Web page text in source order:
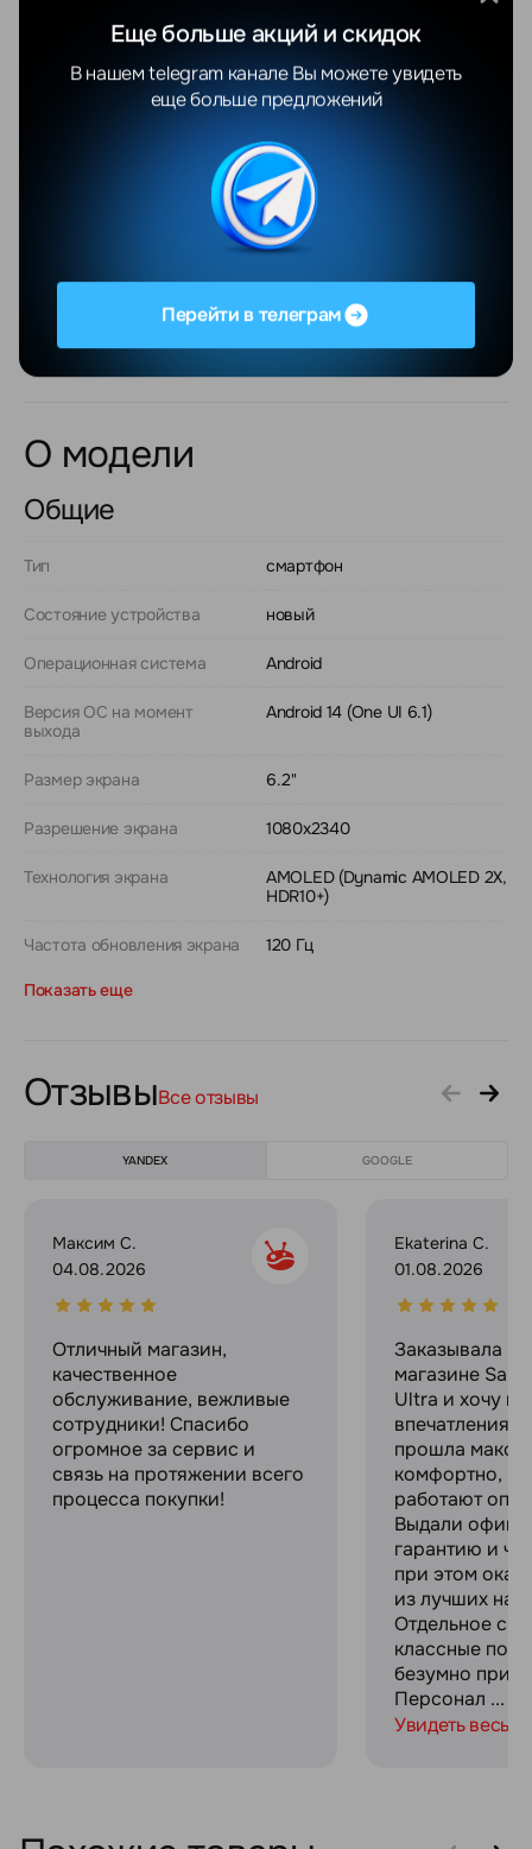
Мы осуществляем доставку по всей Беларуси: Минск,
Жителям Минска доставка обойдется совершенно
бесплатно при покупке товара от 700 BYN, а
стоимость доставки по другим городам Беларуси
Для юридических лиц предусмотрена оплата по
безналичному расчету с НДС.
О модели
Общие
Тип смартфон
Состояние устройства новый
Операционная система Android
Версия ОС на момент
выхода
Android 14 (One UI 6.1)
Размер экрана 6.2"
Разрешение экрана 1080x2340
Технология экрана
AMOLED (Dynamic AMOLED 2X,
HDR10+)
Частота обновления экрана 120 Гц
Показать еще
ОтзывыВсе отзывы
YANDEX GOOGLE
Максим С.
04.08.2026
Отличный магазин,
качественное
обслуживание, вежливые
сотрудники! Спасибо
огромное за сервис и
связь на протяжении всего
процесса покупки!
Ekaterina C.
01.08.2026
Заказывала в
магазине
Ultra и хочу
прошла
комфортно,
работают
Выдали
гарантию и
при этом
из лучших на
Отдельное
классные
безумно
Персонал ...
Увидеть весь
Перейти в телеграм
Еще больше акций и скидок
В нашем telegram канале Вы можете увидеть
еще больше предложений